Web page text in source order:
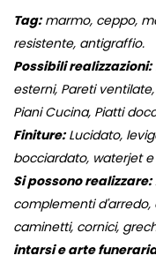
Tag:marmo, ceppo,
resistente, antigraffio.
Possibili realizzazioni:
esterni, Pareti
Piani Cucina, Piatti
Finiture:Lucidato,
bocciardato, waterjet
Si possono realizzare:
complementi d'arredo,
caminetti, cornici,
intarsi e arte